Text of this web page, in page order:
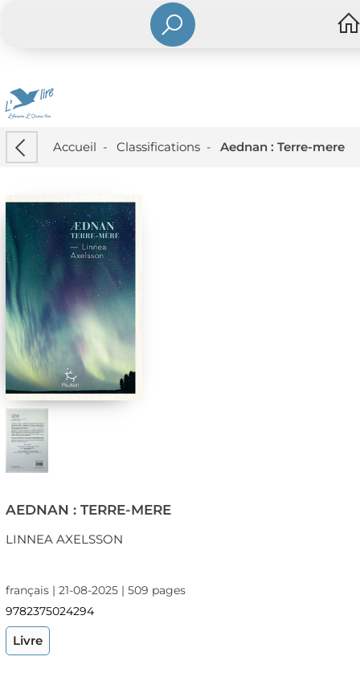
Accueil - Classifications- Aednan : Terre-mere
AEDNAN : TERRE-MERE
LINNEA AXELSSON
français | 21-08-2025 | 509 pages
9782375024294
Livre